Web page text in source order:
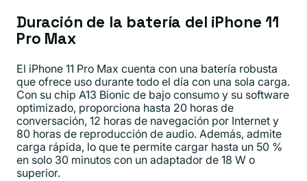
Duración de la batería del iPhone 11
Pro Max
El iPhone 11 Pro Max cuenta con una batería robusta
que ofrece uso durante todo el día con una sola carga.
Con su chip A13 Bionic de bajo consumo y su software
optimizado, proporciona hasta 20 horas de
conversación, 12 horas de navegación por Internet y
80 horas de reproducción de audio. Además, admite
carga rápida, lo que te permite cargar hasta un 50 %
en solo 30 minutos con un adaptador de 18 W o
superior.